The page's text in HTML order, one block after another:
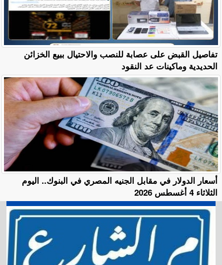
تفاصيل القبض على عصابة للنصب والاحتيال ببيع الخزائن
الحديدية وماكينات عد النقود
أسعار الدولار في مقابل الجنيه المصري في البنوك.. اليوم
الثلاثاء 4 أغسطس 2026